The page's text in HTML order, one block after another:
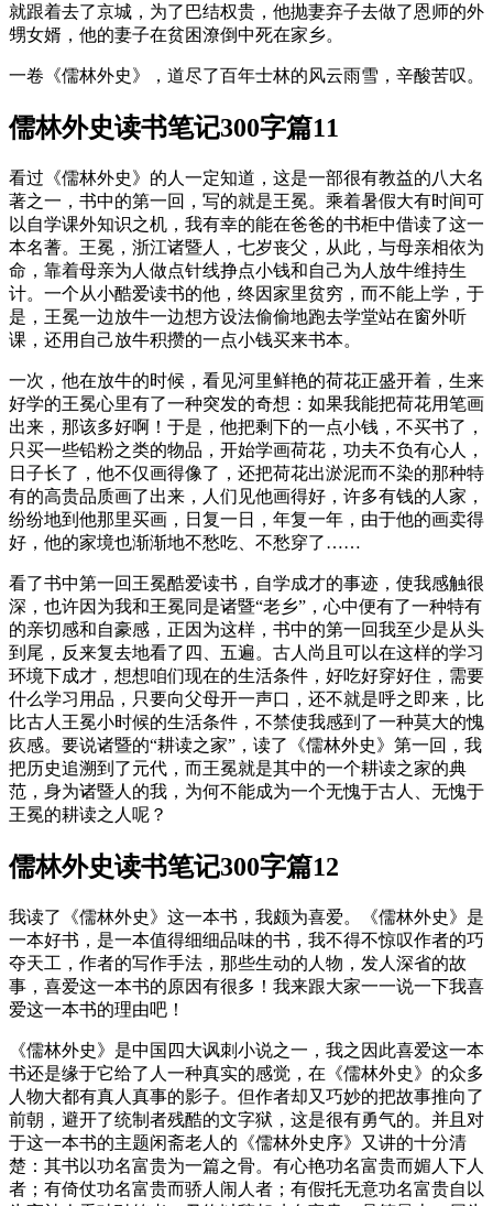
就跟着去了京城，为了巴结权贵，他抛妻弃子去做了恩师的外
甥女婿，他的妻子在贫困潦倒中死在家乡。
一卷《儒林外史》，道尽了百年士林的风云雨雪，辛酸苦叹。
儒林外史读书笔记300字篇11
看过《儒林外史》的人一定知道，这是一部很有教益的八大名
著之一，书中的第一回，写的就是王冕。乘着暑假大有时间可
以自学课外知识之机，我有幸的能在爸爸的书柜中借读了这一
本名蓍。王冕，浙江诸暨人，七岁丧父，从此，与母亲相依为
命，靠着母亲为人做点针线挣点小钱和自己为人放牛维持生
计。一个从小酷爱读书的他，终因家里贫穷，而不能上学，于
是，王冕一边放牛一边想方设法偷偷地跑去学堂站在窗外听
课，还用自己放牛积攒的一点小钱买来书本。
一次，他在放牛的时候，看见河里鲜艳的荷花正盛开着，生来
好学的王冕心里有了一种突发的奇想：如果我能把荷花用笔画
出来，那该多好啊！于是，他把剩下的一点小钱，不买书了，
只买一些铅粉之类的物品，开始学画荷花，功夫不负有心人，
日子长了，他不仅画得像了，还把荷花出淤泥而不染的那种特
有的高贵品质画了出来，人们见他画得好，许多有钱的人家，
纷纷地到他那里买画，日复一日，年复一年，由于他的画卖得
好，他的家境也渐渐地不愁吃、不愁穿了……
看了书中第一回王冕酷爱读书，自学成才的事迹，使我感触很
深，也许因为我和王冕同是诸暨“老乡”，心中便有了一种特有
的亲切感和自豪感，正因为这样，书中的第一回我至少是从头
到尾，反来复去地看了四、五遍。古人尚且可以在这样的学习
环境下成才，想想咱们现在的生活条件，好吃好穿好住，需要
什么学习用品，只要向父母开一声口，还不就是呼之即来，比
比古人王冕小时候的生活条件，不禁使我感到了一种莫大的愧
疚感。要说诸暨的“耕读之家”，读了《儒林外史》第一回，我
把历史追溯到了元代，而王冕就是其中的一个耕读之家的典
范，身为诸暨人的我，为何不能成为一个无愧于古人、无愧于
王冕的耕读之人呢？
儒林外史读书笔记300字篇12
我读了《儒林外史》这一本书，我颇为喜爱。《儒林外史》是
一本好书，是一本值得细细品味的书，我不得不惊叹作者的巧
夺天工，作者的写作手法，那些生动的人物，发人深省的故
事，喜爱这一本书的原因有很多！我来跟大家一一说一下我喜
爱这一本书的理由吧！
《儒林外史》是中国四大讽刺小说之一，我之因此喜爱这一本
书还是缘于它给了人一种真实的感觉，在《儒林外史》的众多
人物大都有真人真事的影子。但作者却又巧妙的把故事推向了
前朝，避开了统制者残酷的文字狱，这是很有勇气的。并且对
于这一本书的主题闲斋老人的《儒林外史序》又讲的十分清
楚：其书以功名富贵为一篇之骨。有心艳功名富贵而媚人下人
者；有倚仗功名富贵而骄人闹人者；有假托无意功名富贵自以